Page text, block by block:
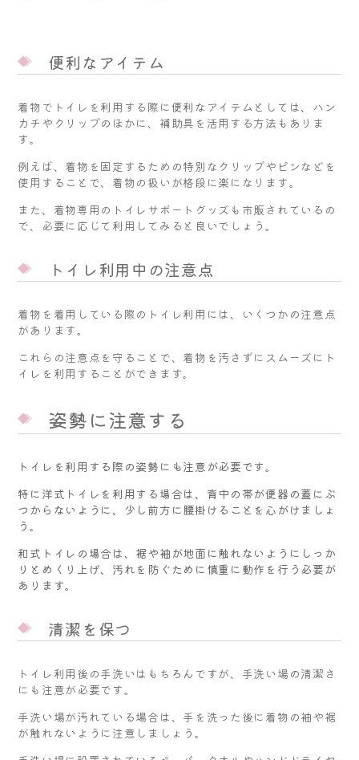
便利なアイテム
着物でトイレを利用する際に便利なアイテムとしては、ハン
カチやクリップのほかに、補助具を活用する方法もありま
す。
例えば、着物を固定するための特別なクリップやピンなどを
使用することで、着物の扱いが格段に楽になります。
また、着物専用のトイレサポートグッズも市販されているの
で、必要に応じて利用してみると良いでしょう。
トイレ利用中の注意点
着物を着用している際のトイレ利用には、いくつかの注意点
があります。
これらの注意点を守ることで、着物を汚さずにスムーズにト
イレを利用することができます。
姿勢に注意する
トイレを利用する際の姿勢にも注意が必要です。
特に洋式トイレを利用する場合は、背中の帯が便器の蓋にぶ
つからないように、少し前方に腰掛けることを心がけましょ
う。
和式トイレの場合は、裾や袖が地面に触れないようにしっか
りとめくり上げ、汚れを防ぐために慎重に動作を行う必要が
あります。
清潔を保つ
トイレ利用後の手洗いはもちろんですが、手洗い場の清潔さ
にも注意が必要です。
手洗い場が汚れている場合は、手を洗った後に着物の袖や裾
が触れないように注意しましょう。